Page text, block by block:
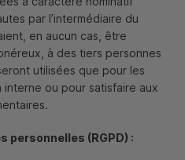
par l’intermédiaire du
en aucun cas, être
à des tiers personnes
utilisées que pour les
ou pour satisfaire aux
personnelles (RGPD) :